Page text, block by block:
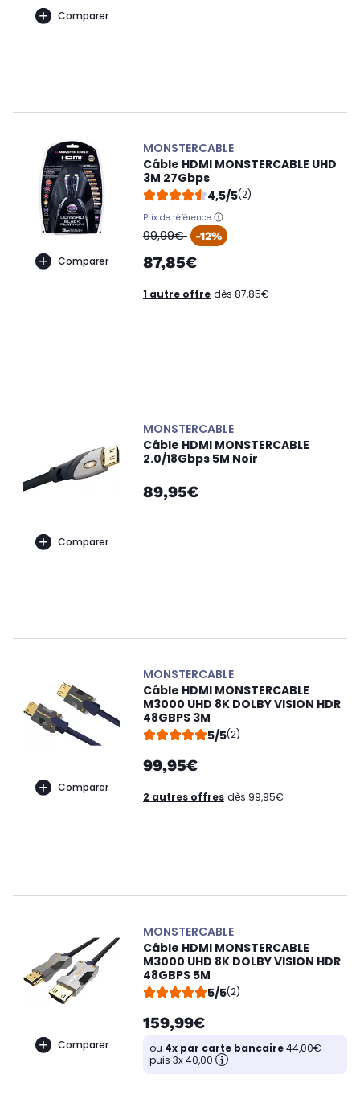
Comparer
Comparer
MONSTERCABLE
Câble HDMI MONSTERCABLE UHD
3M 27Gbps
4,5/5(2)
Prix de référence
oldPrice
99,99€ -12%
87,85€
1 autre offre dès 87,85€
Comparer
MONSTERCABLE
Câble HDMI MONSTERCABLE
2.0/18Gbps 5M Noir
89,95€
Comparer
MONSTERCABLE
Câble HDMI MONSTERCABLE
M3000 UHD 8K DOLBY VISION HDR
48GBPS 3M
5/5(2)
99,95€
2 autres offres dès 99,95€
Comparer
MONSTERCABLE
Câble HDMI MONSTERCABLE
M3000 UHD 8K DOLBY VISION HDR
48GBPS 5M
5/5(2)
159,99€
ou 4x par carte bancaire44,00€
puis 3x 40,00